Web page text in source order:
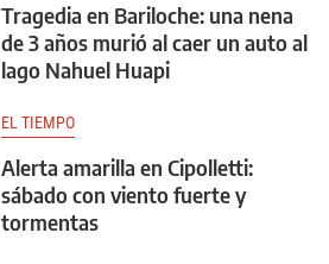
Tragedia en Bariloche: una nena
de 3 años murió al caer un auto al
lago Nahuel Huapi
EL TIEMPO
Alerta amarilla en Cipolletti:
sábado con viento fuerte y
tormentas